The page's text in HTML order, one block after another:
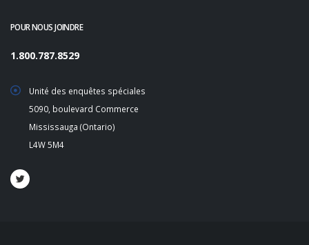
POUR NOUS JOINDRE
1.800.787.8529
Unité des enquêtes spéciales
5090, boulevard Commerce
Mississauga (Ontario)
L4W 5M4